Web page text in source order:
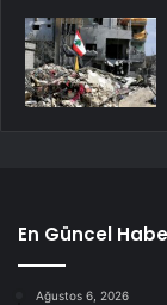
En Güncel
Ağustos 6, 2026